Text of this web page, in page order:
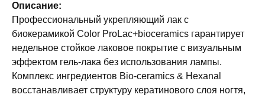
Описание:
Профессиональный укрепляющий лак с
биокерамикой Сolor ProLac+bioceramics гарантирует
недельное стойкое лаковое покрытие с визуальным
эффектом гель-лака без использования лампы.
Комплекс ингредиентов Bio-ceramics & Hexanal
восстанавливает структуру кератинового слоя ногтя,